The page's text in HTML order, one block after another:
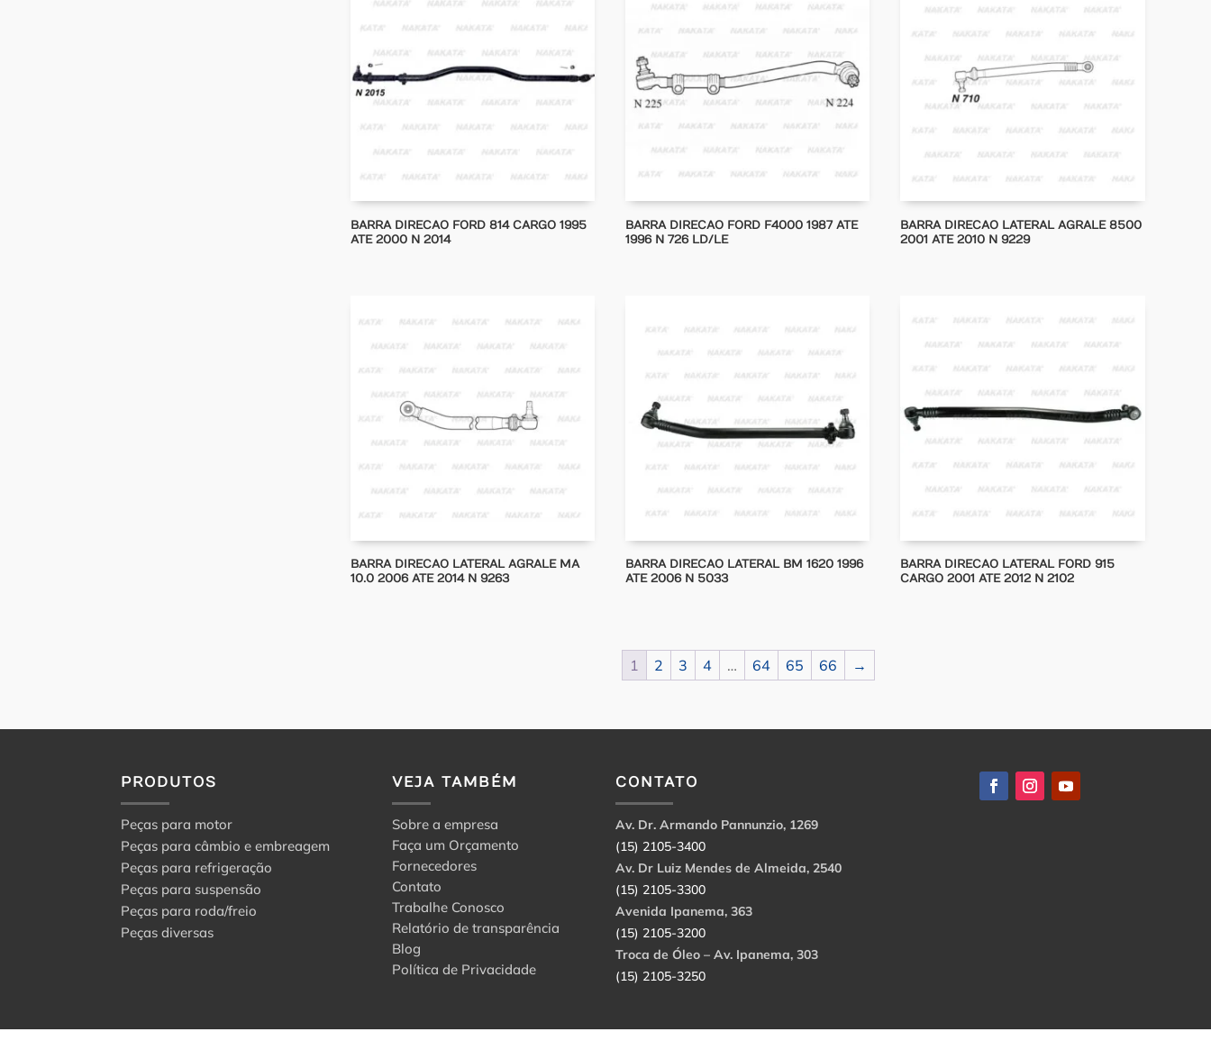
BARRA DIRECAO FORD 814 CARGO 1995
ATE 2000 N 2014
BARRA DIRECAO FORD F4000 1987 ATE
1996 N 726 LD/LE
BARRA DIRECAO LATERAL AGRALE 8500
2001 ATE 2010 N 9229
BARRA DIRECAO LATERAL AGRALE MA
10.0 2006 ATE 2014 N 9263
BARRA DIRECAO LATERAL BM 1620 1996
ATE 2006 N 5033
BARRA DIRECAO LATERAL FORD 915
CARGO 2001 ATE 2012 N 2102
1 2 3 4 … 64 65 66 →
PRODUTOS
Peças para motor
Peças para câmbio e embreagem
Peças para refrigeração
Peças para suspensão
Peças para roda/freio
Peças diversas
VEJA TAMBÉM
Sobre a empresa
Faça um Orçamento
Fornecedores
Contato
Trabalhe Conosco
Relatório de transparência
Blog
Política de Privacidade
CONTATO
Av. Dr. Armando Pannunzio, 1269
(15) 2105-3400
Av. Dr Luiz Mendes de Almeida, 2540
(15) 2105-3300
Avenida Ipanema, 363
(15) 2105-3200
Troca de Óleo – Av. Ipanema, 303
(15) 2105-3250